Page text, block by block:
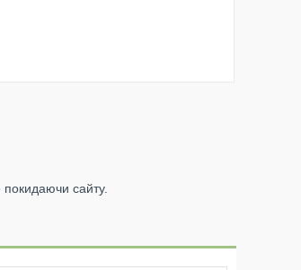
покидаючи сайту.